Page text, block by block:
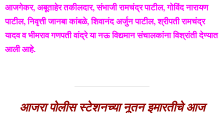
आजगेकर, अबूताहेर तकीलदार, संभाजी रामचंद्र पाटील, गोविंद नारायण
पाटील, निवृत्ती जानबा कांबळे, शिवानंद अर्जुन पाटील, श्रीपती रामचंद्र
यादव व भीमराव गणपती वांद्रे या नऊ विद्यमान संचालकांना विश्रांती देण्यात
आली आहे.
आजरा पोलीस स्टेशनच्या नूतन इमारतीचे आज